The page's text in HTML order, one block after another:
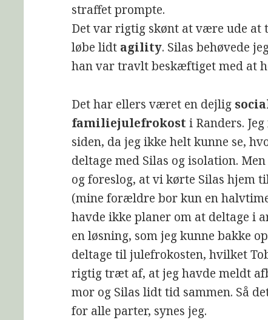
straffet prompte.
Det var rigtig skønt at være ude at
løbe lidt agility. Silas behøvede
han var travlt beskæftiget med at
Det har ellers været en dejlig
familiejulefrokost i Randers.
siden, da jeg ikke helt kunne se,
deltage med Silas og isolation.
og foreslog, at vi kørte Silas hjem
(mine forældre bor kun en
havde ikke planer om at deltage i
en løsning, som jeg kunne bakke
deltage til julefrokosten, hvilket
rigtig træt af, at jeg havde meldt
mor og Silas lidt tid sammen. Så
for alle parter, synes jeg.